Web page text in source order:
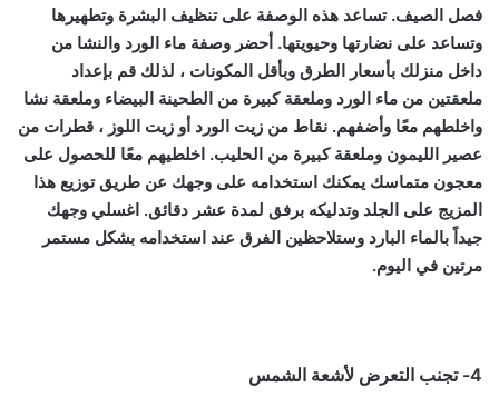
فصل الصيف. تساعد هذه الوصفة على تنظيف البشرة وتطهيرها
وتساعد على نضارتها وحيويتها. أحضر وصفة ماء الورد والنشا من
داخل منزلك بأسعار الطرق وبأقل المكونات ، لذلك قم بإعداد
ملعقتين من ماء الورد وملعقة كبيرة من الطحينة البيضاء وملعقة نشا
واخلطهم معًا وأضفهم. نقاط من زيت الورد أو زيت اللوز ، قطرات من
عصير الليمون وملعقة كبيرة من الحليب. اخلطيهم معًا للحصول على
معجون متماسك يمكنك استخدامه على وجهك عن طريق توزيع هذا
المزيج على الجلد وتدليكه برفق لمدة عشر دقائق. اغسلي وجهك
جيداً بالماء البارد وستلاحظين الفرق عند استخدامه بشكل مستمر
مرتين في اليوم.
4- تجنب التعرض لأشعة الشمس